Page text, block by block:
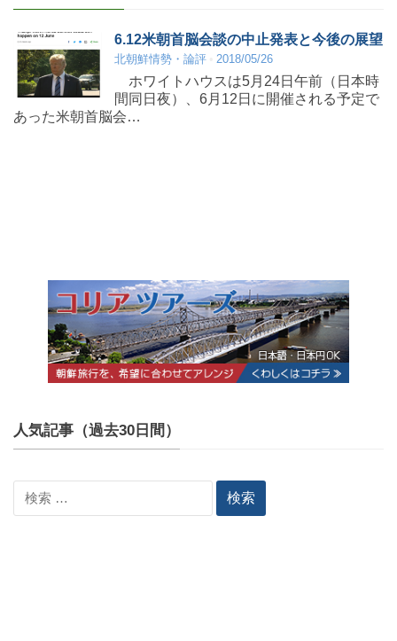
6.12米朝首脳会談の中止発表と今後の展望
北朝鮮情勢・論評 2018/05/26
ホワイトハウスは5月24日午前（日本時
間同日夜）、6月12日に開催される予定で
あった米朝首脳会…
人気記事（過去30日間）
索: